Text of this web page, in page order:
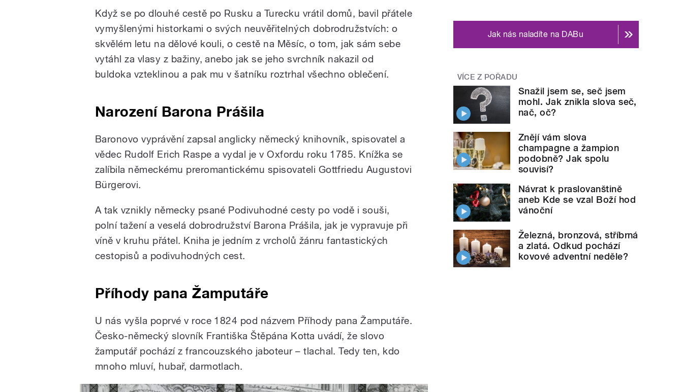
Když se po dlouhé cestě po Rusku a Turecku vrátil domů, bavil přátele
vymyšlenými historkami o svých neuvěřitelných dobrodružstvích: o
skvělém letu na dělové kouli, o cestě na Měsíc, o tom, jak sám sebe
vytáhl za vlasy z bažiny, anebo jak se jeho svrchník nakazil od
buldoka vzteklinou a pak mu v šatníku roztrhal všechno oblečení.
Narození Barona Prášila
Baronovo vyprávění zapsal anglicky německý knihovník, spisovatel a
vědec Rudolf Erich Raspe a vydal je v Oxfordu roku 1785. Knížka se
zalíbila německému preromantickému spisovateli Gottfriedu Augustovi
Bürgerovi.
A tak vznikly německy psané Podivuhodné cesty po vodě i souši,
polní tažení a veselá dobrodružství Barona Prášila, jak je vypravuje při
víně v kruhu přátel. Kniha je jedním z vrcholů žánru fantastických
cestopisů a podivuhodných cest.
Příhody pana Žamputáře
U nás vyšla poprvé v roce 1824 pod názvem Příhody pana Žamputáře.
Česko-německý slovník Františka Štěpána Kotta uvádí, že slovo
žamputář pochází z francouzského jaboteur – tlachal. Tedy ten, kdo
mnoho mluví, hubař, darmotlach.
Jak nás naladíte na DABu
VÍCE Z POŘADU
Snažil jsem se, seč jsem
mohl. Jak znikla slova seč,
nač, oč?
Znějí vám slova
champagne a žampion
podobně? Jak spolu
souvisí?
Návrat k praslovanštině
aneb Kde se vzal Boží hod
vánoční
Železná, bronzová, stříbrná
a zlatá. Odkud pochází
kovové adventní neděle?